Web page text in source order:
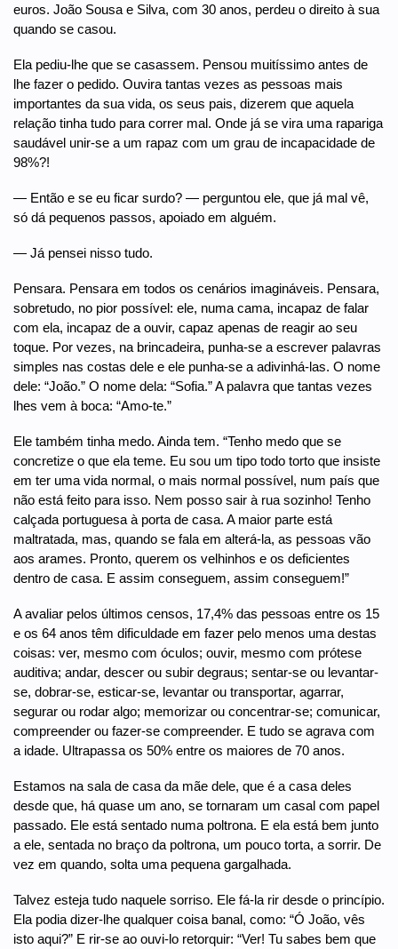
euros. João Sousa e Silva, com 30 anos, perdeu o direito à sua
quando se casou.
Ela pediu-lhe que se casassem. Pensou muitíssimo antes de
lhe fazer o pedido. Ouvira tantas vezes as pessoas mais
importantes da sua vida, os seus pais, dizerem que aquela
relação tinha tudo para correr mal. Onde já se vira uma rapariga
saudável unir-se a um rapaz com um grau de incapacidade de
98%?!
— Então e se eu ficar surdo? — perguntou ele, que já mal vê,
só dá pequenos passos, apoiado em alguém.
— Já pensei nisso tudo.
Pensara. Pensara em todos os cenários imagináveis. Pensara,
sobretudo, no pior possível: ele, numa cama, incapaz de falar
com ela, incapaz de a ouvir, capaz apenas de reagir ao seu
toque. Por vezes, na brincadeira, punha-se a escrever palavras
simples nas costas dele e ele punha-se a adivinhá-las. O nome
dele: “João.” O nome dela: “Sofia.” A palavra que tantas vezes
lhes vem à boca: “Amo-te.”
Ele também tinha medo. Ainda tem. “Tenho medo que se
concretize o que ela teme. Eu sou um tipo todo torto que insiste
em ter uma vida normal, o mais normal possível, num país que
não está feito para isso. Nem posso sair à rua sozinho! Tenho
calçada portuguesa à porta de casa. A maior parte está
maltratada, mas, quando se fala em alterá-la, as pessoas vão
aos arames. Pronto, querem os velhinhos e os deficientes
dentro de casa. E assim conseguem, assim conseguem!”
A avaliar pelos últimos censos, 17,4% das pessoas entre os 15
e os 64 anos têm dificuldade em fazer pelo menos uma destas
coisas: ver, mesmo com óculos; ouvir, mesmo com prótese
auditiva; andar, descer ou subir degraus; sentar-se ou levantar-
se, dobrar-se, esticar-se, levantar ou transportar, agarrar,
segurar ou rodar algo; memorizar ou concentrar-se; comunicar,
compreender ou fazer-se compreender. E tudo se agrava com
a idade. Ultrapassa os 50% entre os maiores de 70 anos.
Estamos na sala de casa da mãe dele, que é a casa deles
desde que, há quase um ano, se tornaram um casal com papel
passado. Ele está sentado numa poltrona. E ela está bem junto
a ele, sentada no braço da poltrona, um pouco torta, a sorrir. De
vez em quando, solta uma pequena gargalhada.
Talvez esteja tudo naquele sorriso. Ele fá-la rir desde o princípio.
Ela podia dizer-lhe qualquer coisa banal, como: “Ó João, vês
isto aqui?” E rir-se ao ouvi-lo retorquir: “Ver! Tu sabes bem que